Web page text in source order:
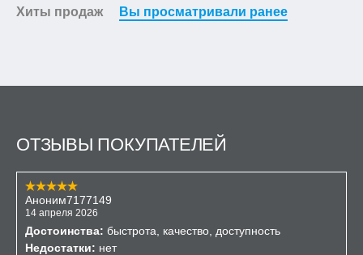
Хиты продаж Вы просматривали ранее
ОТЗЫВЫ ПОКУПАТЕЛЕЙ
Аноним7177149
14 апреля 2026
Достоинства: быстрота, качество, доступность
Недостатки: нет